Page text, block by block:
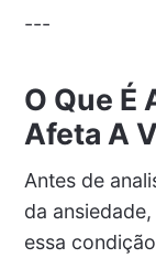
---
O Que É
Afeta A
Antes de
da
essa